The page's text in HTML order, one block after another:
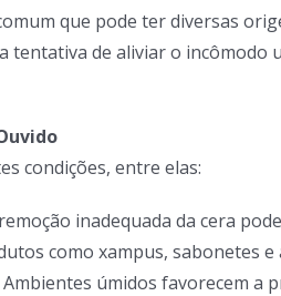
que pode ter diversas
tentativa de aliviar o
condições, entre elas:
inadequada da cera
como xampus, sabonetes
úmidos favorecem